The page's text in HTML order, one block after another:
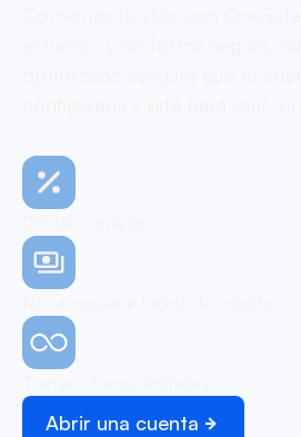
Abrir una cuenta